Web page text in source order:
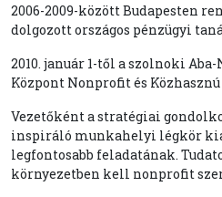
2006-2009-között Budapesten
dolgozott országos pénzügyi
2010. január 1-től a szolnoki
Központ Nonprofit és
Vezetőként a stratégiai
inspiráló munkahelyi légkör
legfontosabb feladatának.
környezetben kell nonprofit